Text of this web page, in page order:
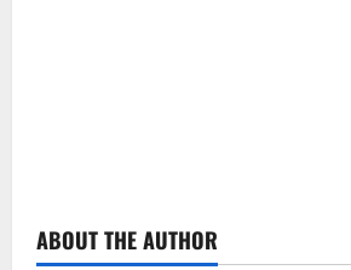
ABOUT THE AUTHOR